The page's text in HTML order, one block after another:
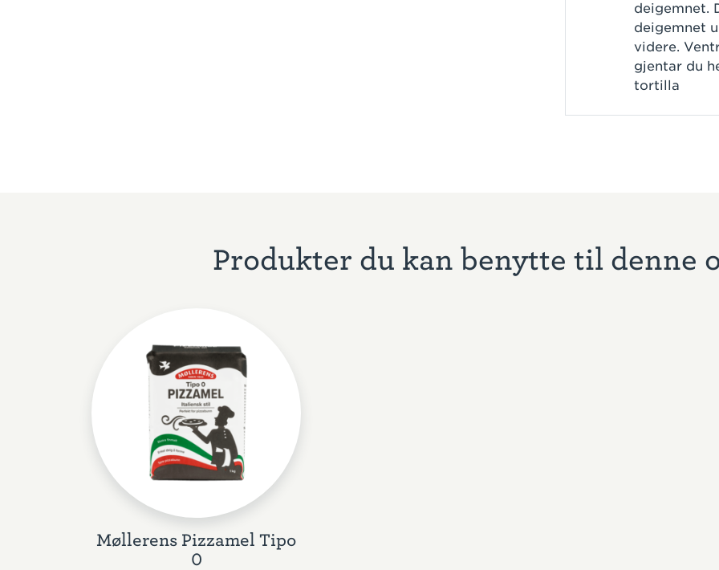
deigemnet.
deigemnet
videre.
gjentar du
tortilla
Produkter du kan benytte til denne
Møllerens Pizzamel Tipo
0